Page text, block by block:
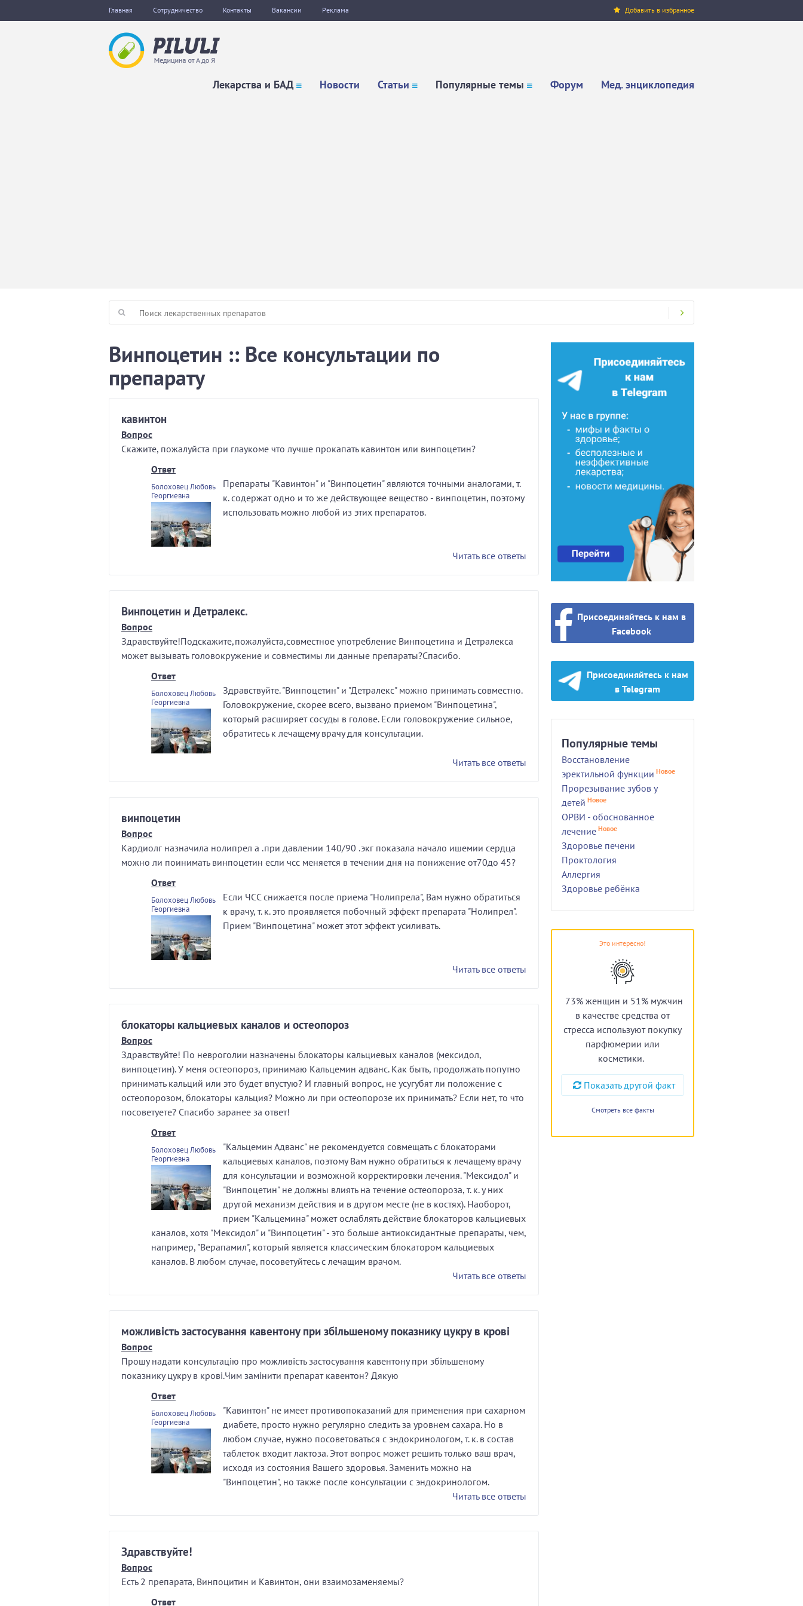
Главная Сотрудничество Контакты Вакансии Реклама Добавить в избранное
Лекарства и БАД Новости Статьи Популярные темы Форум Мед. энциклопедия
Винпоцетин :: Все консультации по
препарату
кавинтон
Вопрос
Скажите, пожалуйста при глаукоме что лучше прокапать кавинтон или винпоцетин?
Ответ
Болоховец Любовь
Георгиевна
Препараты "Кавинтон" и "Винпоцетин" являются точными аналогами, т.
к. содержат одно и то же действующее вещество - винпоцетин, поэтому
использовать можно любой из этих препаратов.
Читать все ответы
Винпоцетин и Детралекс.
Вопрос
Здравствуйте!Подскажите,пожалуйста,совместное употребление Винпоцетина и Детралекса
может вызывать головокружение и совместимы ли данные препараты?Спасибо.
Ответ
Болоховец Любовь
Георгиевна
Здравствуйте. "Винпоцетин" и "Детралекс" можно принимать совместно.
Головокружение, скорее всего, вызвано приемом "Винпоцетина",
который расширяет сосуды в голове. Если головокружение сильное,
обратитесь к лечащему врачу для консультации.
Читать все ответы
винпоцетин
Вопрос
Кардиолг назначила нолипрел а .при давлении 140/90 .экг показала начало ишемии сердца
можно ли поинимать винпоцетин если чсс меняется в течении дня на понижение от70до 45?
Ответ
Болоховец Любовь
Георгиевна
Если ЧСС снижается после приема "Нолипрела", Вам нужно обратиться
к врачу, т. к. это проявляется побочный эффект препарата "Нолипрел".
Прием "Винпоцетина" может этот эффект усиливать.
Читать все ответы
блокаторы кальциевых каналов и остеопороз
Вопрос
Здравствуйте! По невроголии назначены блокаторы кальциевых каналов (мексидол,
винпоцетин). У меня остеопороз, принимаю Кальцемин адванс. Как быть, продолжать попутно
принимать кальций или это будет впустую? И главный вопрос, не усугубят ли положение с
остеопорозом, блокаторы кальция? Можно ли при остеопорозе их принимать? Если нет, то что
посоветуете? Спасибо заранее за ответ!
Ответ
Болоховец Любовь
Георгиевна
"Кальцемин Адванс" не рекомендуется совмещать с блокаторами
кальциевых каналов, поэтому Вам нужно обратиться к лечащему врачу
для консультации и возможной корректировки лечения. "Мексидол" и
"Винпоцетин" не должны влиять на течение остеопороза, т. к. у них
другой механизм действия и в другом месте (не в костях). Наоборот,
прием "Кальцемина" может ослаблять действие блокаторов кальциевых
каналов, хотя "Мексидол" и "Винпоцетин" - это больше антиоксидантные препараты, чем,
например, "Верапамил", который является классическим блокатором кальциевых
каналов. В любом случае, посоветуйтесь с лечащим врачом.
Читать все ответы
можливість застосування кавентону при збільшеному показнику цукру в крові
Вопрос
Прошу надати консультацію про можливість застосування кавентону при збільшеному
показнику цукру в крові.Чим замінити препарат кавентон? Дякую
Ответ
Болоховец Любовь
Георгиевна
"Кавинтон" не имеет противопоказаний для применения при сахарном
диабете, просто нужно регулярно следить за уровнем сахара. Но в
любом случае, нужно посоветоваться с эндокринологом, т. к. в состав
таблеток входит лактоза. Этот вопрос может решить только ваш врач,
исходя из состояния Вашего здоровья. Заменить можно на
"Винпоцетин", но также после консультации с эндокринологом.
Читать все ответы
Здравствуйте!
Вопрос
Есть 2 препарата, Винпоцитин и Кавинтон, они взаимозаменяемы?
Ответ
Присоединяйтесь к нам в
Facebook
Присоединяйтесь к нам
в Telegram
Популярные темы
Восстановление
эректильной функции Новое
Прорезывание зубов у
детей Новое
ОРВИ - обоснованное
лечение Новое
Здоровье печени
Проктология
Аллергия
Здоровье ребёнка
Это интересно!
73% женщин и 51% мужчин
в качестве средства от
стресса используют покупку
парфюмерии или
косметики.
Показать другой факт
Смотреть все факты